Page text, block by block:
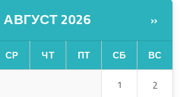
АВГУСТ 2026 »
СР ЧТ ПТ СБ ВС
1 2